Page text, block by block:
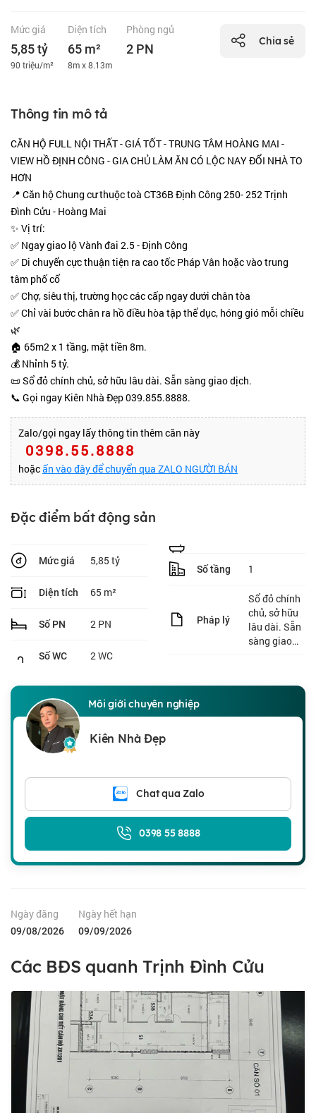
Mức giá
5,85 tỷ
90 triệu/m²
Diện tích
65 m²
8m x 8.13m
Phòng ngủ
2 PN
Chia sẻ
Thông tin mô tả
CĂN HỘ FULL NỘI THẤT - GIÁ TỐT - TRUNG TÂM HOÀNG MAI -
VIEW HỒ ĐỊNH CÔNG - GIA CHỦ LÀM ĂN CÓ LỘC NAY ĐỔI NHÀ TO
HƠN
📍 Căn hộ Chung cư thuộc toà CT36B Định Công 250- 252 Trịnh
Đình Cửu - Hoàng Mai
✨ Vị trí:
✅ Ngay giao lộ Vành đai 2.5 - Định Công
✅ Di chuyển cực thuận tiện ra cao tốc Pháp Vân hoặc vào trung
tâm phố cổ
✅ Chợ, siêu thị, trường học các cấp ngay dưới chân tòa
✅ Chỉ vài bước chân ra hồ điều hòa tập thể dục, hóng gió mỗi chiều
🌿
🏠 65m2 x 1 tầng, mặt tiền 8m.
💰 Nhỉnh 5 tỷ.
📜 Sổ đỏ chính chủ, sở hữu lâu dài. Sẵn sàng giao dịch.
📞 Gọi ngay Kiên Nhà Đẹp 039.855.8888.
Zalo/gọi ngay lấy thông tin thêm căn này
0398.55.8888
hoặcấn vào đây để chuyển qua ZALO NGƯỜI BÁN
Đặc điểm bất động sản
Mức giá 5,85 tỷ
Diện tích 65 m²
Số PN 2 PN
Số WC 2 WC
Số tầng 1
Pháp lý
Sổ đỏ chính
chủ, sở hữu
lâu dài. Sẵn
sàng giao
Môi giới chuyên nghiệp
Kiên Nhà Đẹp
Chat qua Zalo
0398 55 8888
Ngày đăng
09/08/2026
Ngày hết hạn
09/09/2026
Các BĐS quanh Trịnh Đình Cửu